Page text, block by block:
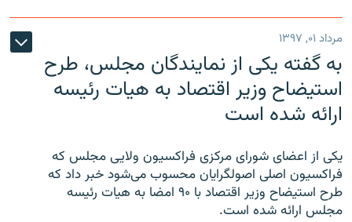
مرداد ۰۱, ۱۳۹۷
به گفته یکی از نمایندگان مجلس، طرح
استیضاح وزیر اقتصاد به هیات رئیسه
ارائه شده است
یکی از اعضای شورای مرکزی فراکسیون ولایی مجلس که
فراکسیون اصلی اصولگرایان محسوب می‌شود خبر داد که
طرح استیضاح وزیر اقتصاد با ۹۰ امضا به هیات رئیسه
مجلس ارائه شده است.